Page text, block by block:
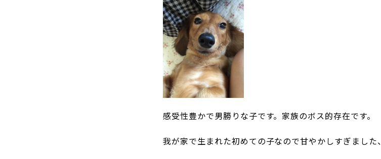
感受性豊かで男勝りな子です。家族のボス的存在です。
我が家で生まれた初めての子なので甘やかしすぎました